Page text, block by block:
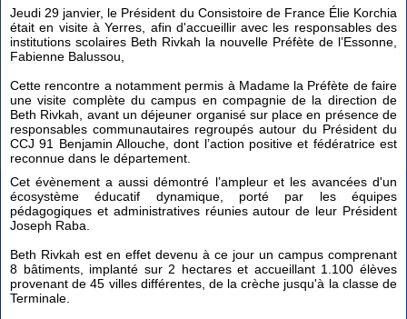
Jeudi 29 janvier, le Président du Consistoire de France Élie Korchia
était en visite à Yerres, afin d'accueillir avec les responsables des
institutions scolaires Beth Rivkah la nouvelle Préfète de l’Essonne,
Fabienne Balussou,
Cette rencontre a notamment permis à Madame la Préfète de faire
une visite complète du campus en compagnie de la direction de
Beth Rivkah, avant un déjeuner organisé sur place en présence de
responsables communautaires regroupés autour du Président du
CCJ 91 Benjamin Allouche, dont l’action positive et fédératrice est
reconnue dans le département.
Cet évènement a aussi démontré l’ampleur et les avancées d'un
écosystème éducatif dynamique, porté par les équipes
pédagogiques et administratives réunies autour de leur Président
Joseph Raba.
Beth Rivkah est en effet devenu à ce jour un campus comprenant
8 bâtiments, implanté sur 2 hectares et accueillant 1.100 élèves
provenant de 45 villes différentes, de la crèche jusqu'à la classe de
Terminale.